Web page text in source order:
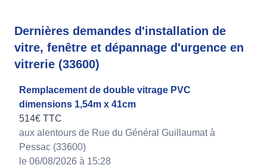
Dernières demandes d'installation de
vitre, fenêtre et dépannage d'urgence en
vitrerie (33600)
Remplacement de double vitrage PVC
dimensions 1,54m x 41cm
514€ TTC
aux alentours de Rue du Général Guillaumat à
Pessac (33600)
le 06/08/2026 à 15:28